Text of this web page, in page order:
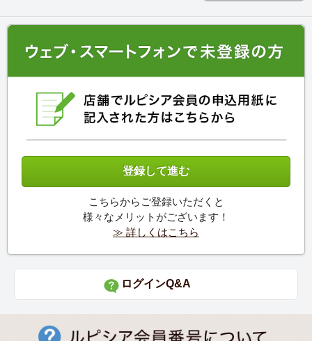
こちらからご登録いただくと
様々なメリットがございます！
≫ 詳しくはこちら